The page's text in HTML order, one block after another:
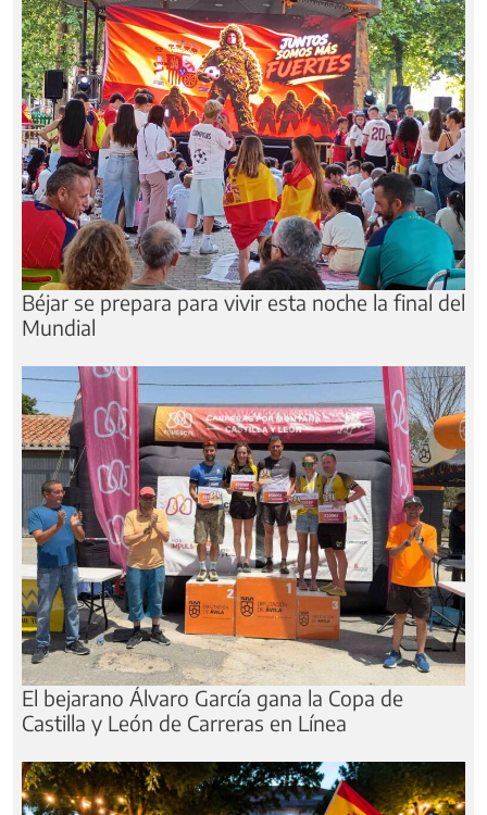
Béjar se prepara para vivir esta noche la final del
Mundial
El bejarano Álvaro García gana la Copa de
Castilla y León de Carreras en Línea